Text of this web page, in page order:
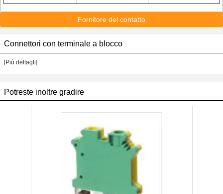
Fornitore del contatto
Connettori con terminale a blocco
[Più dettagli]
Potreste inoltre gradire